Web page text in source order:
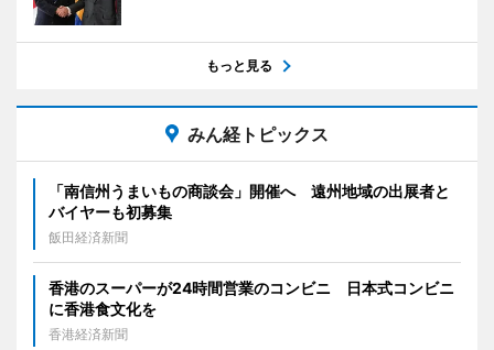
もっと見る
みん経トピックス
「南信州うまいもの商談会」開催へ 遠州地域の出展者と
バイヤーも初募集
飯田経済新聞
香港のスーパーが24時間営業のコンビニ 日本式コンビニ
に香港食文化を
香港経済新聞